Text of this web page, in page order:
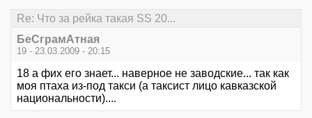
Re: Что за рейка такая SS 20...
БеСграмАтная
19 - 23.03.2009 - 20:15
18 а фих его знает... наверное не заводские... так как
моя птаха из-под такси (а таксист лицо кавказской
национальности)....